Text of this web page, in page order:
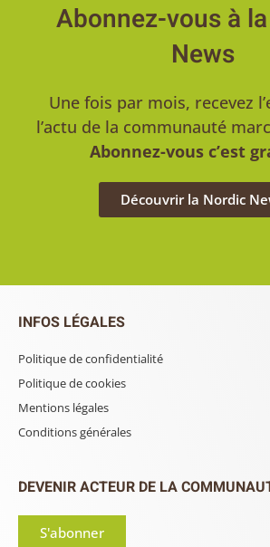
Abonnez-vous à
News
Une fois par mois, recevez
l’actu de la communauté
Abonnez-vous c’est
Découvrir la Nordic
INFOS LÉGALES
Politique de confidentialité
Politique de cookies
Mentions légales
Conditions générales
DEVENIR ACTEUR DE LA
S'abonner